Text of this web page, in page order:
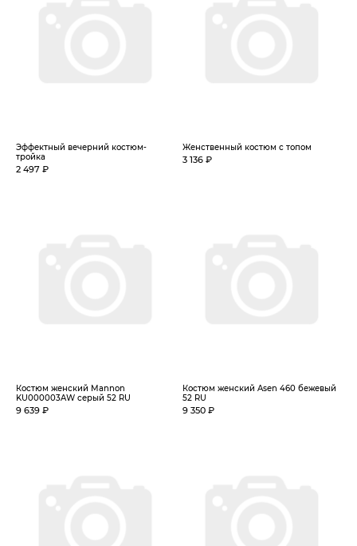
Эффектный вечерний костюм-
тройка
2 497 ₽
Женственный костюм с топом
3 136 ₽
Костюм женский Mannon
KU000003AW серый 52 RU
9 639 ₽
Костюм женский Asen 460 бежевый
52 RU
9 350 ₽